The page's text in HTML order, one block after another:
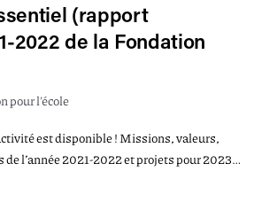
(rapport
2022 de la Fondation
pour l'école
est disponible ! Missions, valeurs,
l’année 2021-2022 et projets pour 2023…